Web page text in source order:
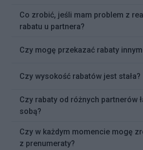
Co zrobić, jeśli mam problem z
rabatu u partnera?
Czy mogę przekazać rabaty
Czy wysokość rabatów jest stała?
Czy rabaty od różnych partnerów
sobą?
Czy w każdym momencie mogę
z prenumeraty?